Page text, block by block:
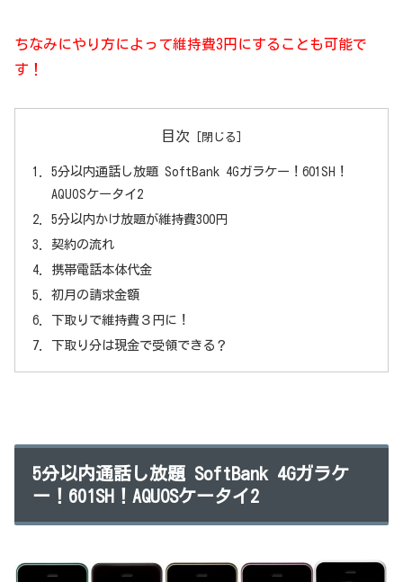
ちなみにやり方によって維持費3円にすることも可能で
す！
目次
5分以内通話し放題 SoftBank 4Gガラケー！601SH！
AQUOSケータイ2
5分以内かけ放題が維持費300円
契約の流れ
携帯電話本体代金
初月の請求金額
下取りで維持費３円に！
下取り分は現金で受領できる？
5分以内通話し放題 SoftBank 4Gガラケ
ー！601SH！AQUOSケータイ2